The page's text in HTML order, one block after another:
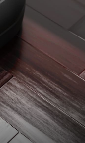
제약
단
)화요
)광주요
㈜
드㈜